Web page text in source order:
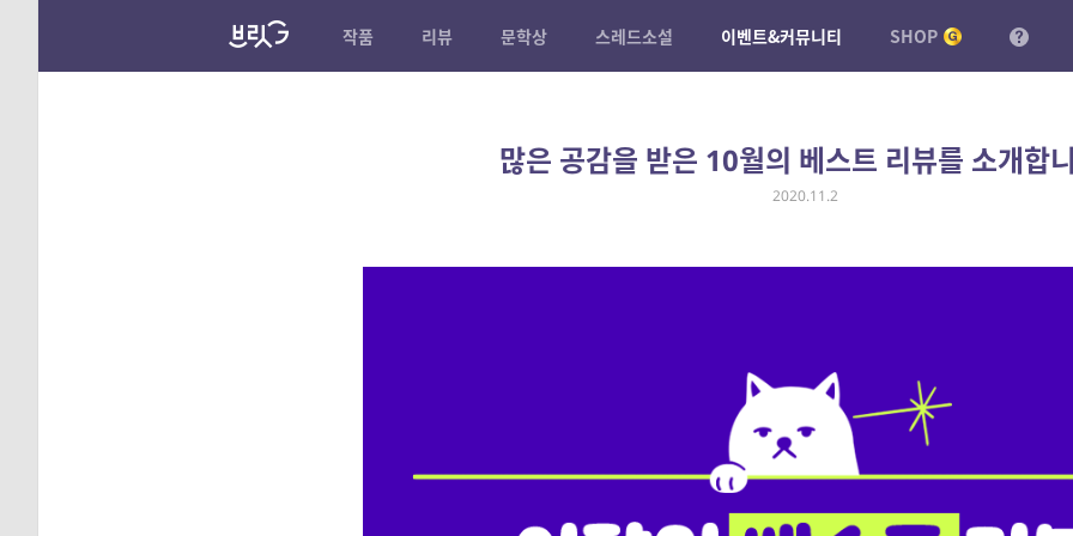
작품 리뷰 문학상 스레드소설 이벤트&커뮤니티 SHOP
많은 공감을 받은 10월의 베스트 리뷰를 소개합
2020.11.2